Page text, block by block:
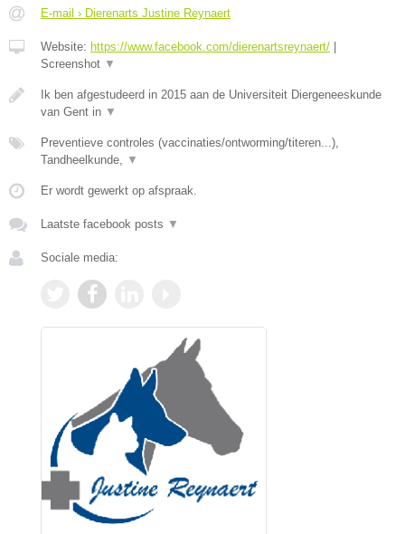
E-mail › Dierenarts Justine Reynaert
Website: https://www.facebook.com/dierenartsreynaert/
Screenshot ▼
Ik ben afgestudeerd in 2015 aan de Universiteit Diergeneeskunde
van Gent in ▼
Preventieve controles (vaccinaties/ontworming/titeren...),
Tandheelkunde, ▼
Er wordt gewerkt op afspraak.
Laatste facebook posts ▼
Sociale media: